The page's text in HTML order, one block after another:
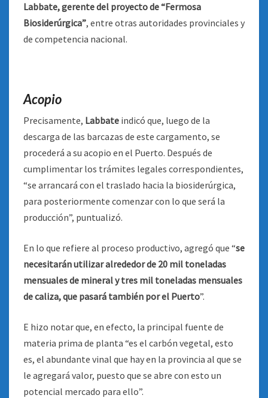
Labbate, gerente del proyecto de “Fermosa
Biosiderúrgica”, entre otras autoridades provinciales y
de competencia nacional.
Acopio
Precisamente, Labbate indicó que, luego de la
descarga de las barcazas de este cargamento, se
procederá a su acopio en el Puerto. Después de
cumplimentar los trámites legales correspondientes,
“se arrancará con el traslado hacia la biosiderúrgica,
para posteriormente comenzar con lo que será la
producción”, puntualizó.
En lo que refiere al proceso productivo, agregó que “se
necesitarán utilizar alrededor de 20 mil toneladas
mensuales de mineral y tres mil toneladas mensuales
de caliza, que pasará también por el Puerto”.
E hizo notar que, en efecto, la principal fuente de
materia prima de planta “es el carbón vegetal, esto
es, el abundante vinal que hay en la provincia al que se
le agregará valor, puesto que se abre con esto un
potencial mercado para ello”.